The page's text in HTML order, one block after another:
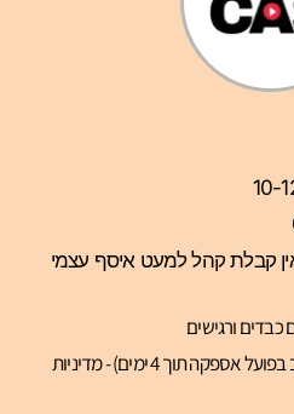
קבלת קהל למעט איסף עצמי
כבדים ורגישים
משלוח עד 7 ימי עסקים (לרוב בפועל אספקה תוך 4 ימים) - מדיניות